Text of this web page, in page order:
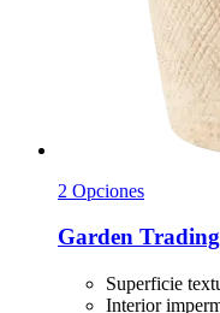
2 Opciones
Garden Trading
Superficie
Interior